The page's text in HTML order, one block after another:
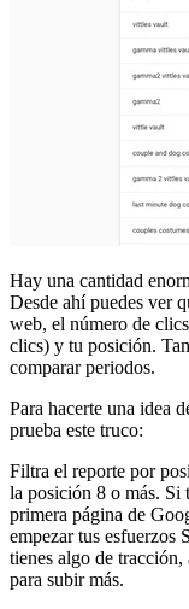
Hay una cantidad
Desde ahí puedes ver
web, el número de
clics) y tu posición.
comparar periodos.
Para hacerte una idea
prueba este truco:
Filtra el reporte por
la posición 8 o más. Si
primera página de
empezar tus esfuerzos
tienes algo de tracción,
para subir más.